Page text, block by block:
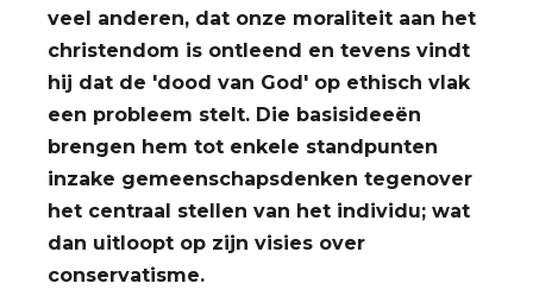
veel anderen, dat onze moraliteit aan het
christendom is ontleend en tevens vindt
hij dat de 'dood van God' op ethisch vlak
een probleem stelt. Die basisideeën
brengen hem tot enkele standpunten
inzake gemeenschapsdenken tegenover
het centraal stellen van het individu; wat
dan uitloopt op zijn visies over
conservatisme.